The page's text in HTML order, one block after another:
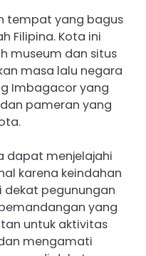
tempat yang bagus
Filipina. Kota ini
museum dan situs
masa lalu negara
Imbagacor yang
pameran yang
dapat menjelajahi
karena keindahan
dekat pegunungan
yang
untuk aktivitas
mengamati